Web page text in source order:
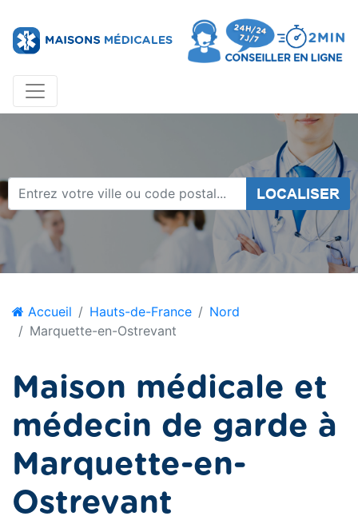
LOCALISER
Accueil Hauts-de-France
Nord
Marquette-en-Ostrevant
Maison médicale et
médecin de garde à
Marquette-en-
Ostrevant